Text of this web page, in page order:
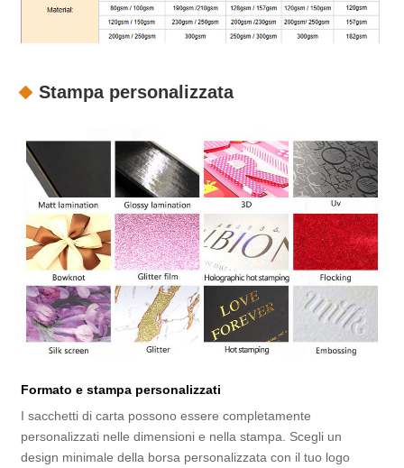
Stampa personalizzata
Formato e stampa personalizzati
I sacchetti di carta possono essere completamente
personalizzati nelle dimensioni e nella stampa. Scegli un
design minimale della borsa personalizzata con il tuo logo